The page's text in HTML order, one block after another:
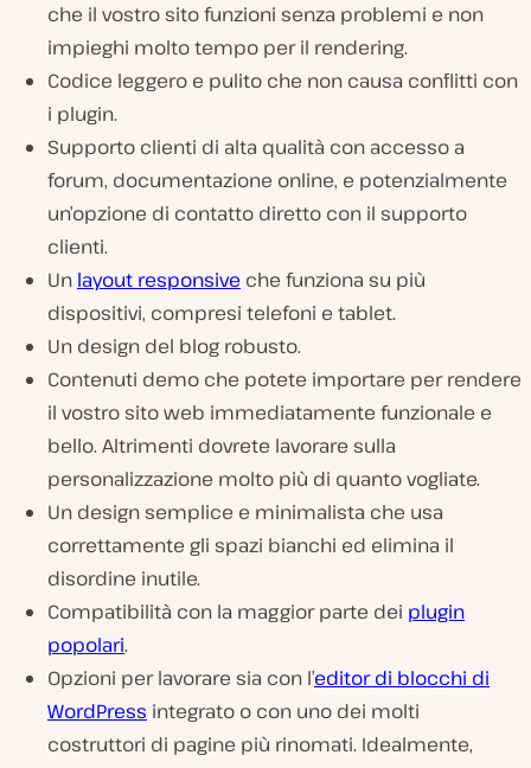
che il vostro sito funzioni senza problemi e non
impieghi molto tempo per il rendering.
Codice leggero e pulito che non causa conflitti con
i plugin.
Supporto clienti di alta qualità con accesso a
forum, documentazione online, e potenzialmente
un’opzione di contatto diretto con il supporto
clienti.
Un layout responsive che funziona su più
dispositivi, compresi telefoni e tablet.
Un design del blog robusto.
Contenuti demo che potete importare per rendere
il vostro sito web immediatamente funzionale e
bello. Altrimenti dovrete lavorare sulla
personalizzazione molto più di quanto vogliate.
Un design semplice e minimalista che usa
correttamente gli spazi bianchi ed elimina il
disordine inutile.
Compatibilità con la maggior parte dei plugin
popolari.
Opzioni per lavorare sia con l’editor di blocchi di
WordPress integrato o con uno dei molti
costruttori di pagine più rinomati. Idealmente,